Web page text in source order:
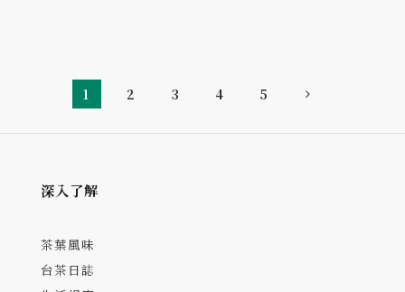
1 2 3 4 5
深入了解
茶葉風味
台茶日誌